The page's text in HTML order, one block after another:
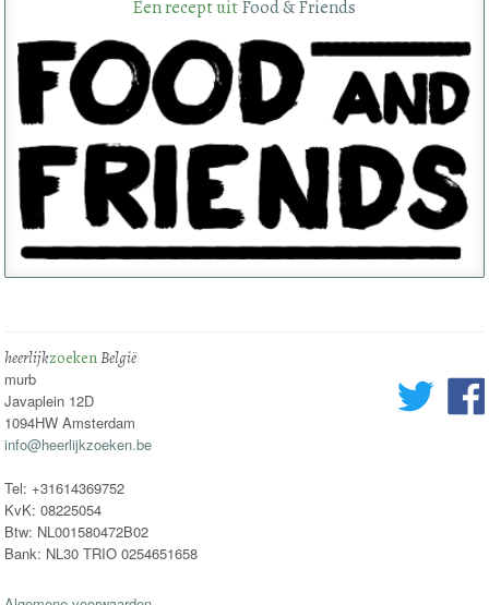
Een recept uitFood & Friends
heerlijkzoekenBelgië
murb
Javaplein 12D
1094HW Amsterdam
info@heerlijkzoeken.be
Tel: +31614369752
KvK: 08225054
Btw: NL001580472B02
Bank: NL30 TRIO 0254651658